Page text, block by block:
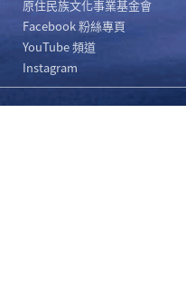
原住民族文化事業基金會
Facebook 粉絲專頁
YouTube 頻道
Instagram